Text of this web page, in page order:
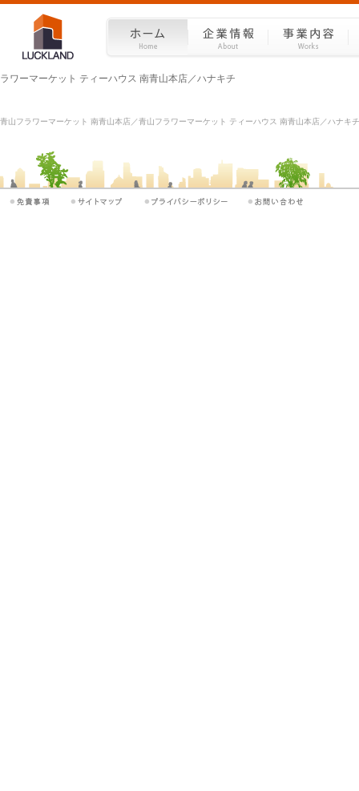
ラワーマーケット ティーハウス 南青山本店／ハナキチ
青山フラワーマーケット 南青山本店／青山フラワーマーケット ティーハウス 南青山本店／ハナ